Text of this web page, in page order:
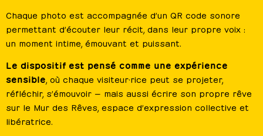
Chaque photo est accompagnée d’un QR code sonore
permettant d’écouter leur récit, dans leur propre voix :
un moment intime, émouvant et puissant.
Le dispositif est pensé comme une expérience
sensible , où chaque visiteur·rice peut se projeter,
réfléchir, s’émouvoir — mais aussi écrire son propre rêve
sur le Mur des Rêves, espace d’expression collective et
libératrice.